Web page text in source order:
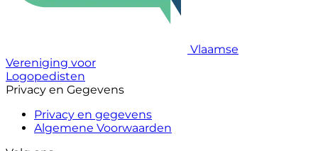
Vlaamse
Vereniging voor
Logopedisten
Privacy en Gegevens
Privacy en gegevens
Algemene Voorwaarden